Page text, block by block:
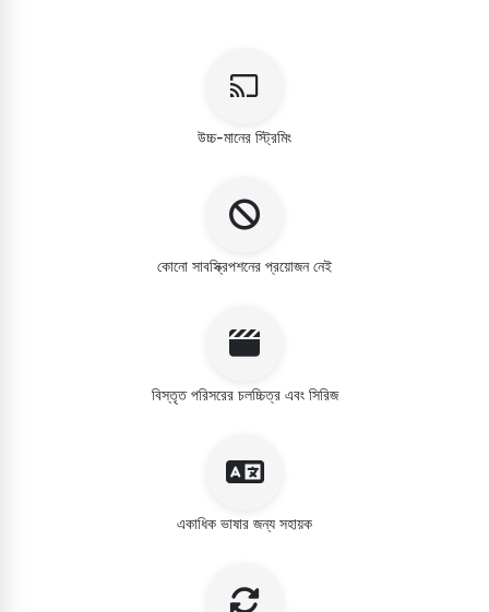
উচ্চ-মানের স্ট্রিমিং
কোনো সাবস্ক্রিপশনের প্রয়োজন নেই
বিস্তৃত পরিসরের চলচ্চিত্র এবং সিরিজ
একাধিক ভাষার জন্য সহায়ক